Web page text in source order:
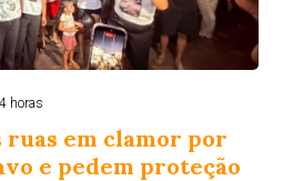
horas
ruas em clamor por
e pedem proteção